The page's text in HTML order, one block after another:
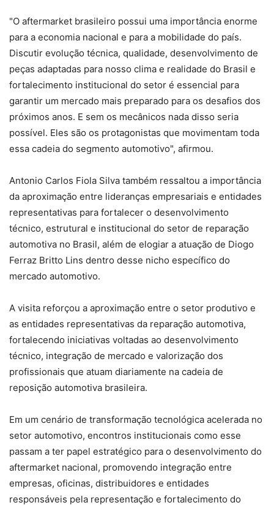
"O aftermarket brasileiro possui uma importância enorme
para a economia nacional e para a mobilidade do país.
Discutir evolução técnica, qualidade, desenvolvimento de
peças adaptadas para nosso clima e realidade do Brasil e
fortalecimento institucional do setor é essencial para
garantir um mercado mais preparado para os desafios dos
próximos anos. E sem os mecânicos nada disso seria
possível. Eles são os protagonistas que movimentam toda
essa cadeia do segmento automotivo", afirmou.
Antonio Carlos Fiola Silva também ressaltou a importância
da aproximação entre lideranças empresariais e entidades
representativas para fortalecer o desenvolvimento
técnico, estrutural e institucional do setor de reparação
automotiva no Brasil, além de elogiar a atuação de Diogo
Ferraz Britto Lins dentro desse nicho específico do
mercado automotivo.
A visita reforçou a aproximação entre o setor produtivo e
as entidades representativas da reparação automotiva,
fortalecendo iniciativas voltadas ao desenvolvimento
técnico, integração de mercado e valorização dos
profissionais que atuam diariamente na cadeia de
reposição automotiva brasileira.
Em um cenário de transformação tecnológica acelerada no
setor automotivo, encontros institucionais como esse
passam a ter papel estratégico para o desenvolvimento do
aftermarket nacional, promovendo integração entre
empresas, oficinas, distribuidores e entidades
responsáveis pela representação e fortalecimento do